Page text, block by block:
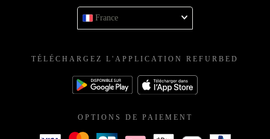
France
TÉLÉCHARGEZ L'APPLICATION REFURBED
OPTIONS DE PAIEMENT